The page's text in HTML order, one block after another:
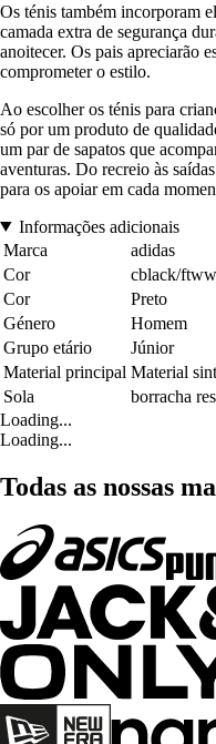
Os ténis também incorporam
camada extra de segurança
anoitecer. Os pais apreciarão
comprometer o estilo.
Ao escolher os ténis para
só por um produto de
um par de sapatos que
aventuras. Do recreio às
para os apoiar em cada
Informações adicionais
Marca
adidas
Cor
cblack/
Cor
Preto
Género
Homem
Grupo etário
Júnior
Material principal Material
Sola
borracha
Loading...
Loading...
Todas as nossas